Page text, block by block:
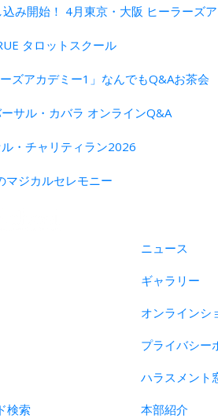
み開始！ 4月東京・大阪 ヒーラーズ
タロットスクール
ズアカデミー1」なんでもQ&Aお茶会
サル・カバラ オンラインQ&A
・チャリティラン2026
ジカルセレモニー
検索
ニュース
ギャラリー
オンラインシ
プライバシー
ハラスメント
本部紹介